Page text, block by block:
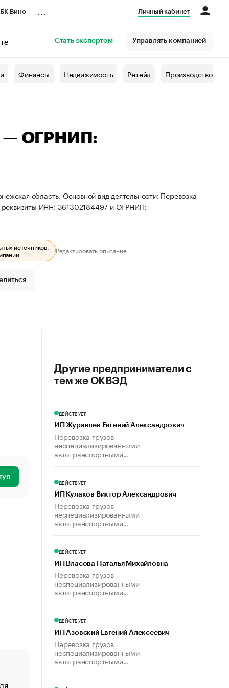
Вино Личный кабинет
Стать экспертом Управлять компанией
Финансы Недвижимость Ретейл Производство
— ОГРНИП:
область. Основной вид деятельности: Перевозка
реквизиты ИНН: 361302184497 и ОГРНИП:
источников.
Редактировать описание
«От спорта тело стареет иначе». Как живет глава
Другие предприниматели с
тем же ОКВЭД
ДЕЙСТВУЕТ
ИП Журавлев Евгений Александрович
Перевозка грузов
неспециализированными
автотранспортными...
ДЕЙСТВУЕТ
ИП Кулаков Виктор Александрович
Перевозка грузов
неспециализированными
автотранспортными...
ДЕЙСТВУЕТ
ИП Власова Наталья Михайловна
Перевозка грузов
неспециализированными
автотранспортными...
ДЕЙСТВУЕТ
ИП Азовский Евгений Алексеевич
Перевозка грузов
неспециализированными
автотранспортными...